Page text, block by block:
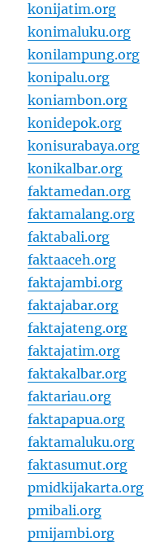
konijatim.org
konimaluku.org
konilampung.org
konipalu.org
koniambon.org
konidepok.org
konisurabaya.org
konikalbar.org
faktamedan.org
faktamalang.org
faktabali.org
faktaaceh.org
faktajambi.org
faktajabar.org
faktajateng.org
faktajatim.org
faktakalbar.org
faktariau.org
faktapapua.org
faktamaluku.org
faktasumut.org
pmidkijakarta.org
pmibali.org
pmijambi.org